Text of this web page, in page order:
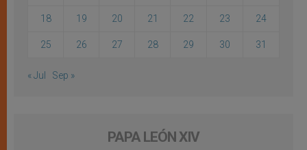
18 19 20 21 22 23 24
25 26 27 28 29 30 31
« Jul Sep »
PAPA LEÓN XIV